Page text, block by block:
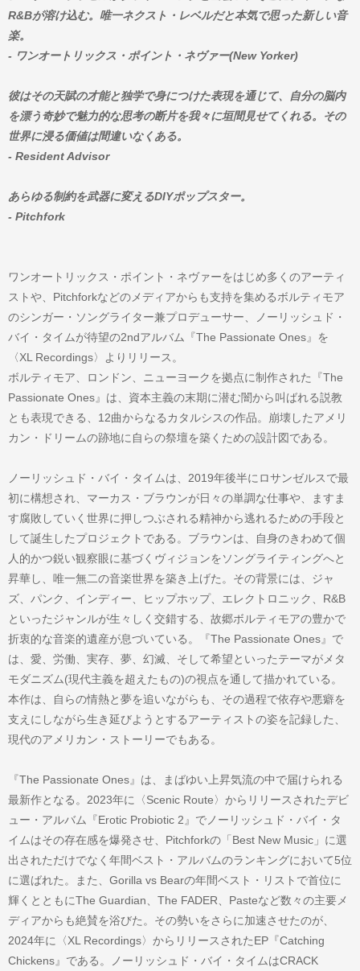
R&Bが溶け込む。唯一ネクスト・レベルだと本気で思った新しい音
楽。
- ワンオートリックス・ポイント・ネヴァー(New Yorker)
彼はその天賦の才能と独学で身につけた表現を通じて、自分の脳内
を漂う奇妙で魅力的な思考の断片を我々に垣間見せてくれる。その
世界に浸る価値は間違いなくある。
- Resident Advisor
あらゆる制約を武器に変えるDIYポップスター。
- Pitchfork
ワンオートリックス・ポイント・ネヴァーをはじめ多くのアーティ
ストや、Pitchforkなどのメディアからも支持を集めるボルティモア
のシンガー・ソングライター兼プロデューサー、ノーリッシュド・
バイ・タイムが待望の2ndアルバム『The Passionate Ones』を
〈XL Recordings〉よりリリース。
ボルティモア、ロンドン、ニューヨークを拠点に制作された『The
Passionate Ones』は、資本主義の末期に潜む闇から叫ばれる説教
とも表現できる、12曲からなるカタルシスの作品。崩壊したアメリ
カン・ドリームの跡地に自らの祭壇を築くための設計図である。
ノーリッシュド・バイ・タイムは、2019年後半にロサンゼルスで最
初に構想され、マーカス・ブラウンが日々の単調な仕事や、ますま
す腐敗していく世界に押しつぶされる精神から逃れるための手段と
して誕生したプロジェクトである。ブラウンは、自身のきわめて個
人的かつ鋭い観察眼に基づくヴィジョンをソングライティングへと
昇華し、唯一無二の音楽世界を築き上げた。その背景には、ジャ
ズ、パンク、インディー、ヒップホップ、エレクトロニック、R&B
といったジャンルが生々しく交錯する、故郷ボルティモアの豊かで
折衷的な音楽的遺産が息づいている。『The Passionate Ones』で
は、愛、労働、実存、夢、幻滅、そして希望といったテーマがメタ
モダニズム(現代主義を超えたもの)の視点を通して描かれている。
本作は、自らの情熱と夢を追いながらも、その過程で依存や悪癖を
支えにしながら生き延びようとするアーティストの姿を記録した、
現代のアメリカン・ストーリーでもある。
『The Passionate Ones』は、まばゆい上昇気流の中で届けられる
最新作となる。2023年に〈Scenic Route〉からリリースされたデビ
ュー・アルバム『Erotic Probiotic 2』でノーリッシュド・バイ・タ
イムはその存在感を爆発させ、Pitchforkの「Best New Music」に選
出されただけでなく年間ベスト・アルバムのランキングにおいて5位
に選ばれた。また、Gorilla vs Bearの年間ベスト・リストで首位に
輝くとともにThe Guardian、The FADER、Pasteなど数々の主要メ
ディアからも絶賛を浴びた。その勢いをさらに加速させたのが、
2024年に〈XL Recordings〉からリリースされたEP『Catching
Chickens』である。ノーリッシュド・バイ・タイムはCRACK